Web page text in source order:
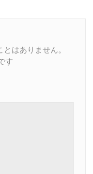
はありません。
す